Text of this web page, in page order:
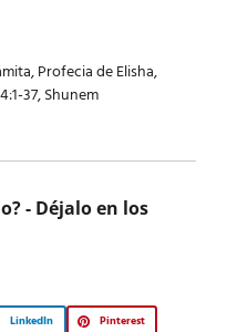
,Profecia de Elisha,
37,Shunem
- Déjalo en los
LinkedIn Pinterest